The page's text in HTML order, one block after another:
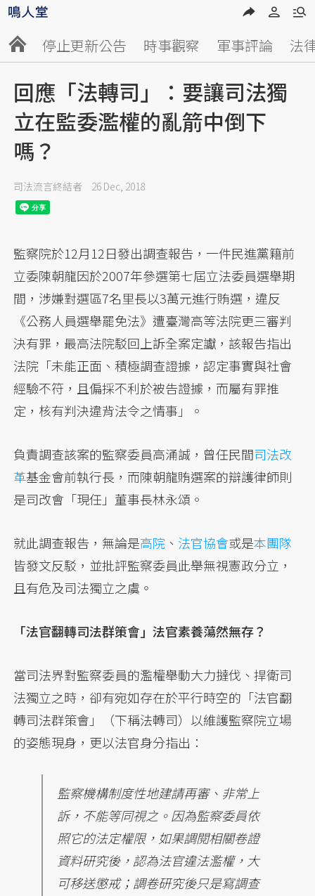
停止更新公告 時事觀察 軍事評論 法
回應「法轉司」：要讓司法獨
立在監委濫權的亂箭中倒下
嗎？
司法流言終結者 26 Dec, 2018
監察院於12月12日發出調查報告，一件民進黨籍前
立委陳朝龍因於2007年參選第七屆立法委員選舉期
間，涉嫌對選區7名里長以3萬元進行賄選，違反
《公務人員選舉罷免法》遭臺灣高等法院更三審判
決有罪，最高法院駁回上訴全案定讞，該報告指出
法院「未能正面、積極調查證據，認定事實與社會
經驗不符，且偏採不利於被告證據，而屬有罪推
定，核有判決違背法令之情事」。
負責調查該案的監察委員高涌誠，曾任民間司法改
革基金會前執行長，而陳朝龍賄選案的辯護律師則
是司改會「現任」董事長林永頌。
就此調查報告，無論是高院 、 法官協會或是本團隊
皆發文反駁，並批評監察委員此舉無視憲政分立，
且有危及司法獨立之虞。
「法官翻轉司法群策會」法官素養蕩然無存？
當司法界對監察委員的濫權舉動大力撻伐、捍衛司
法獨立之時，卻有宛如存在於平行時空的「法官翻
轉司法群策會」（下稱法轉司）以維護監察院立場
的姿態現身，更以法官身分指出：
監察機構制度性地建請再審、非常上
訴，不能等同視之。因為監察委員依
照它的法定權限，如果調閱相關卷證
資料研究後，認為法官違法濫權，大
可移送懲戒；調卷研究後只是寫調查